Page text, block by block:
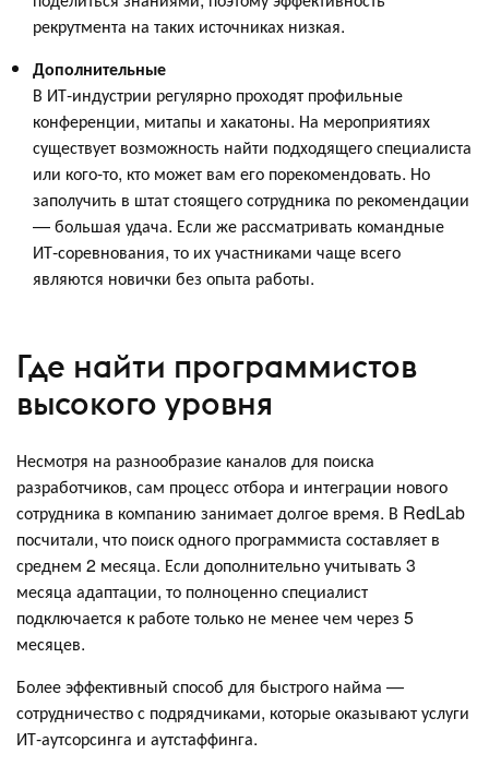
рекрутмента на таких источниках низкая.
Дополнительные
В ИТ-индустрии регулярно проходят профильные
конференции, митапы и хакатоны. На мероприятиях
существует возможность найти подходящего специалиста
или кого-то, кто может вам его порекомендовать. Но
заполучить в штат стоящего сотрудника по рекомендации
— большая удача. Если же рассматривать командные
ИТ-соревнования, то их участниками чаще всего
являются новички без опыта работы.
Где найти программистов
высокого уровня
Несмотря на разнообразие каналов для поиска
разработчиков, сам процесс отбора и интеграции нового
сотрудника в компанию занимает долгое время. В RedLab
посчитали, что поиск одного программиста составляет в
среднем 2 месяца. Если дополнительно учитывать 3
месяца адаптации, то полноценно специалист
подключается к работе только не менее чем через 5
месяцев.
Более эффективный способ для быстрого найма —
сотрудничество с подрядчиками, которые оказывают услуги
ИТ-аутсорсинга и аутстаффинга.